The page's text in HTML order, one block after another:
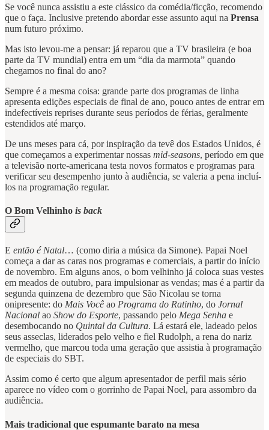
Se você nunca assistiu a este clássico da comédia/ficção, recomendo
que o faça. Inclusive pretendo abordar esse assunto aqui na Prensa
num futuro próximo.
Mas isto levou-me a pensar: já reparou que a TV brasileira (e boa
parte da TV mundial) entra em um “dia da marmota” quando
chegamos no final do ano?
Sempre é a mesma coisa: grande parte dos programas de linha
apresenta edições especiais de final de ano, pouco antes de entrar em
indefectíveis reprises durante seus períodos de férias, geralmente
estendidos até março.
De uns meses para cá, por inspiração da tevê dos Estados Unidos, é
que começamos a experimentar nossas mid-seasons, período em que
a televisão norte-americana testa novos formatos e programas para
verificar seu desempenho junto à audiência, se valeria a pena incluí-
los na programação regular.
O Bom Velhinho is back
E então é Natal… (como diria a música da Simone). Papai Noel
começa a dar as caras nos programas e comerciais, a partir do início
de novembro. Em alguns anos, o bom velhinho já coloca suas vestes
em meados de outubro, para impulsionar as vendas; mas é a partir da
segunda quinzena de dezembro que São Nicolau se torna
onipresente: do Mais Você ao Programa do Ratinho, do Jornal
Nacional ao Show do Esporte, passando pelo Mega Senha e
desembocando no Quintal da Cultura. Lá estará ele, ladeado pelos
seus asseclas, liderados pelo velho e fiel Rudolph, a rena do nariz
vermelho, que marcou toda uma geração que assistia à programação
de especiais do SBT.
Assim como é certo que algum apresentador de perfil mais sério
aparece no vídeo com o gorrinho de Papai Noel, para assombro da
audiência.
Mais tradicional que espumante barato na mesa